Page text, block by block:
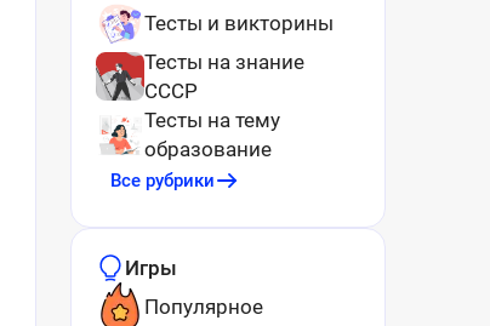
Тесты и викторины
Тесты на знание
СССР
Тесты на тему
образование
Все рубрики
Игры
Популярное